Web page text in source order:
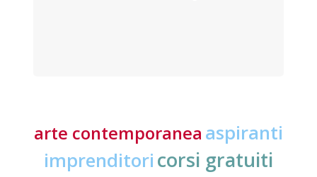
arte contemporanea aspiranti
imprenditori corsi gratuiti